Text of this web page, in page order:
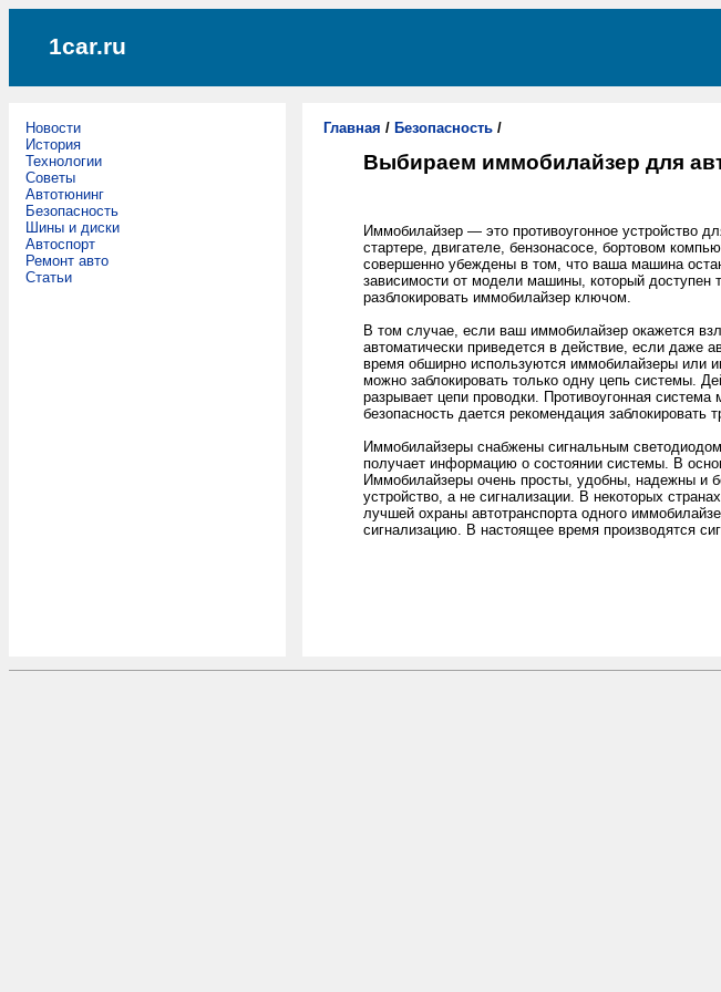
1car.ru
Новости
История
Технологии
Советы
Автотюнинг
Безопасность
Шины и диски
Автоспорт
Ремонт авто
Статьи
Главная / Безопасность /
Выбираем иммобилайзер для
Иммобилайзер — это противоугонное устройство
стартере, двигателе, бензонасосе, бортовом
совершенно убеждены в том, что ваша машина
зависимости от модели машины, который доступен
разблокировать иммобилайзер ключом.
В том случае, если ваш иммобилайзер окажется
автоматически приведется в действие, если даже
время обширно используются иммобилайзеры или
можно заблокировать только одну цепь системы.
разрывает цепи проводки. Противоугонная
безопасность дается рекомендация заблокировать
Иммобилайзеры снабжены сигнальным
получает информацию о состоянии системы. В
Иммобилайзеры очень просты, удобны, надежны и
устройство, а не сигнализации. В некоторых
лучшей охраны автотранспорта одного
сигнализацию. В настоящее время производятся